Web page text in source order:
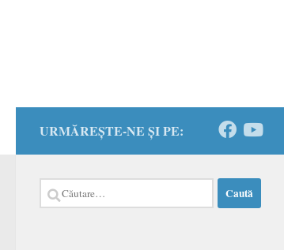
URMĂREȘTE-NE ȘI PE:
Caută
după: